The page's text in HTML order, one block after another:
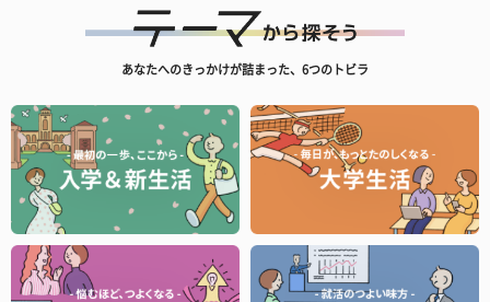
あなたへのきっかけが詰まった、6つのトビラ